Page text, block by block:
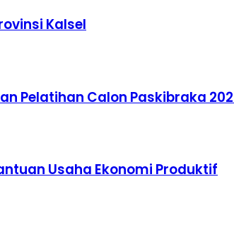
Kalsel
Pelatihan Calon Paskibraka
Usaha Ekonomi Produktif